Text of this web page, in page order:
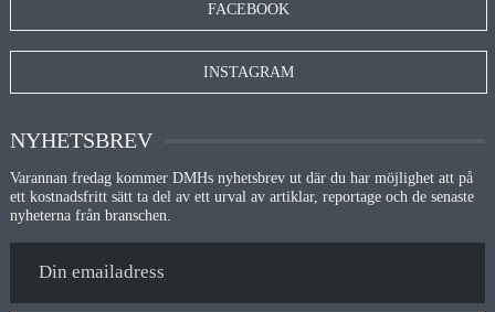
FACEBOOK
INSTAGRAM
NYHETSBREV
Varannan fredag kommer DMHs nyhetsbrev ut där du har möjlighet att på
ett kostnadsfritt sätt ta del av ett urval av artiklar, reportage och de senaste
nyheterna från branschen.